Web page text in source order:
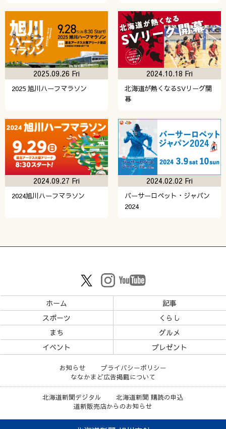
2025 旭川ハーフマラソン
2025.09.26 Fri
北海道が熱くなるSVリーグ開
幕
2024.10.18 Fri
2024旭川ハーフマラソン
2024.09.27 Fri
バーサーロペット・ジャパン
2024
2024.02.02 Fri
ホーム
記事
スポーツ
くらし
まち
グルメ
イベント
プレゼント
お知らせ
プライバシーポリシー
ななかまど広告掲載について
北海道新聞デジタル
北海道新聞 購読の申込
道新販売店からのお知らせ